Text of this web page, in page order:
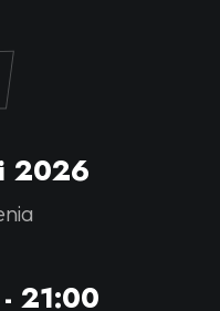
2026
21:00